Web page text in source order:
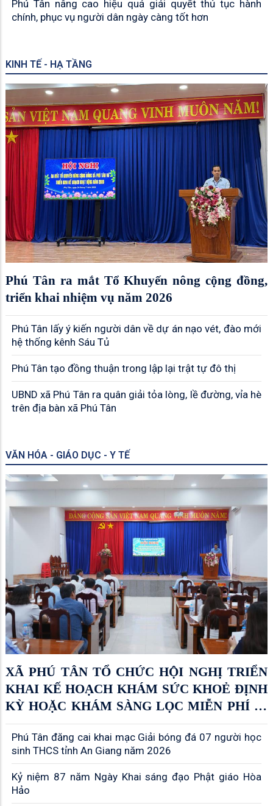
Phú Tân nâng cao hiệu quả giải quyết thủ tục hành
chính, phục vụ người dân ngày càng tốt hơn
KINH TẾ - HẠ TẦNG
Phú Tân ra mắt Tổ Khuyến nông cộng đồng,
triển khai nhiệm vụ năm 2026
Phú Tân lấy ý kiến người dân về dự án nạo vét, đào mới
hệ thống kênh Sáu Tủ
Phú Tân tạo đồng thuận trong lập lại trật tự đô thị
UBND xã Phú Tân ra quân giải tỏa lòng, lề đường, vỉa hè
trên địa bàn xã Phú Tân
VĂN HÓA - GIÁO DỤC - Y TẾ
XÃ PHÚ TÂN TỔ CHỨC HỘI NGHỊ TRIỂN
KHAI KẾ HOẠCH KHÁM SỨC KHOẺ ĐỊNH
KỲ HOẶC KHÁM SÀNG LỌC MIỄN PHÍ ÍT
NHẤT MỖI NĂM MỘT LẦN CHO NGƯỜI
DÂN
Phú Tân đăng cai khai mạc Giải bóng đá 07 người học
sinh THCS tỉnh An Giang năm 2026
Kỷ niệm 87 năm Ngày Khai sáng đạo Phật giáo Hòa
Hảo